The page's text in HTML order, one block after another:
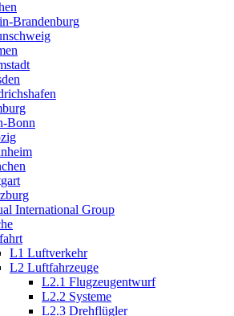
Brandenburg
Bonn
International Group
L1 Luftverkehr
L2 Luftfahrzeuge
L2.1 Flugzeugentwurf
L2.2 Systeme
L2.3 Drehflügler